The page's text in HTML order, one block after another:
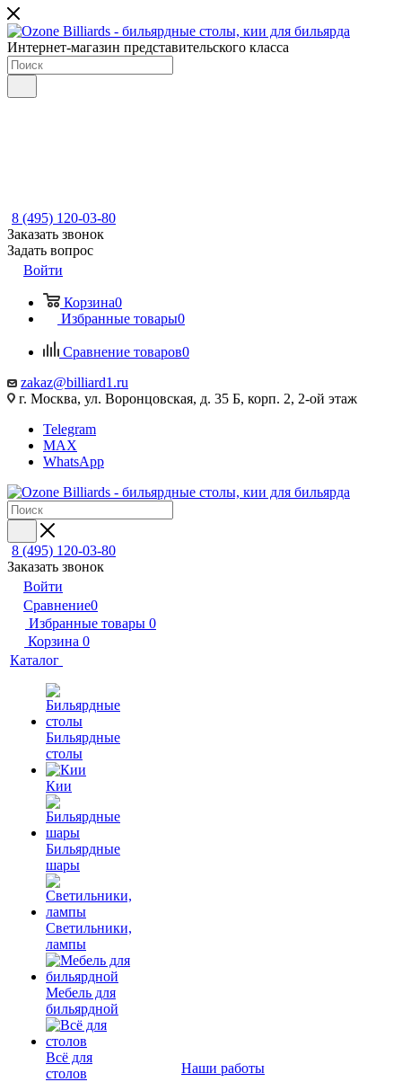
Интернет-магазин представительского класса
8 (495) 120-03-80
Заказать звонок
Задать вопрос
Войти
Корзина0
Избранные товары0
Сравнение товаров0
zakaz@billiard1.ru
г. Москва, ул. Воронцовская, д. 35 Б, корп. 2, 2-ой этаж
Telegram
MAX
WhatsApp
8 (495) 120-03-80
Заказать звонок
Войти
Сравнение0
Избранные товары 0
Корзина 0
Каталог
Бильярдные
столы
Кии
Бильярдные
шары
Светильники,
лампы
Мебель для
бильярдной
Всё для
столов
Наши работы